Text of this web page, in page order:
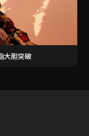
大胆突破